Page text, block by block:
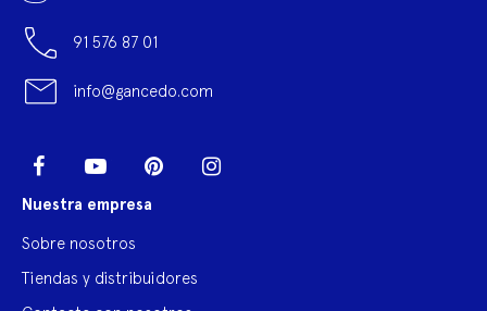
91 576 87 01
info@gancedo.com
Facebook YouTube Pinterest
Nuestra empresa
Sobre nosotros
Tiendas y distribuidores